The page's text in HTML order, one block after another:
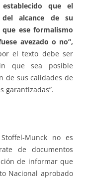
que el
alcance de su
ese formalismo
avezado o no”,
el texto debe ser
que sea posible
de sus calidades de
garantizadas”.
Munck no es
de documentos
de informar que
Nacional aprobado